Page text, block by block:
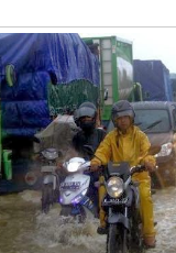
Jalur
Pantura
Masih
Terputus